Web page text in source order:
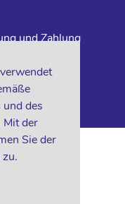
des
Mit der
Sie der
und Zahlung